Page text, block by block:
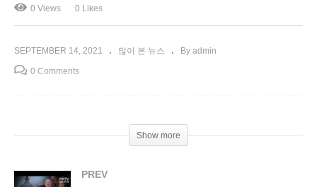
0 Views 0 Likes
SEPTEMBER 14, 2021 많이 본 뉴스 By admin
0 Comments
Show more
PREV